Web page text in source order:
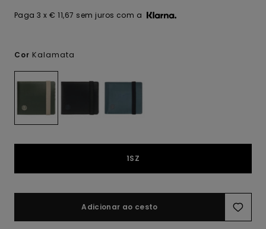
Paga 3 x € 11,67 sem juros com a
Cor Kalamata
1SZ
Adicionar ao cesto